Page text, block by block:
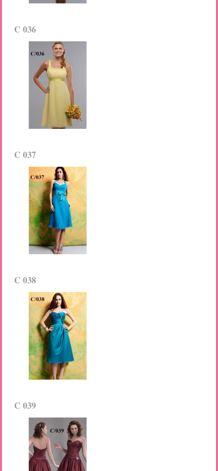
C 036
C 037
C 038
C 039